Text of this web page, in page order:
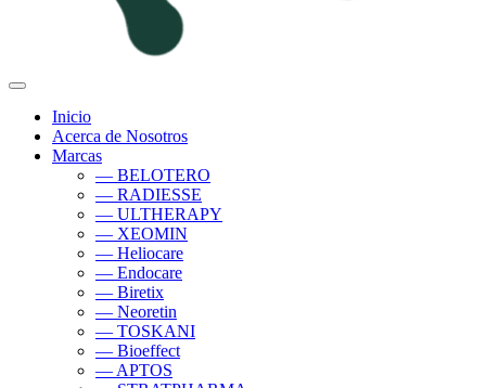
Inicio
Acerca de Nosotros
Marcas
— BELOTERO
— RADIESSE
— ULTHERAPY
— XEOMIN
— Heliocare
— Endocare
— Biretix
— Neoretin
— TOSKANI
— Bioeffect
— APTOS